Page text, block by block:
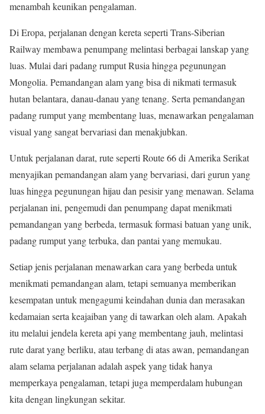
menambah keunikan pengalaman.
Di Eropa, perjalanan dengan kereta seperti Trans-Siberian
Railway membawa penumpang melintasi berbagai lanskap yang
luas. Mulai dari padang rumput Rusia hingga pegunungan
Mongolia. Pemandangan alam yang bisa di nikmati termasuk
hutan belantara, danau-danau yang tenang. Serta pemandangan
padang rumput yang membentang luas, menawarkan pengalaman
visual yang sangat bervariasi dan menakjubkan.
Untuk perjalanan darat, rute seperti Route 66 di Amerika Serikat
menyajikan pemandangan alam yang bervariasi, dari gurun yang
luas hingga pegunungan hijau dan pesisir yang menawan. Selama
perjalanan ini, pengemudi dan penumpang dapat menikmati
pemandangan yang berbeda, termasuk formasi batuan yang unik,
padang rumput yang terbuka, dan pantai yang memukau.
Setiap jenis perjalanan menawarkan cara yang berbeda untuk
menikmati pemandangan alam, tetapi semuanya memberikan
kesempatan untuk mengagumi keindahan dunia dan merasakan
kedamaian serta keajaiban yang di tawarkan oleh alam. Apakah
itu melalui jendela kereta api yang membentang jauh, melintasi
rute darat yang berliku, atau terbang di atas awan, pemandangan
alam selama perjalanan adalah aspek yang tidak hanya
memperkaya pengalaman, tetapi juga memperdalam hubungan
kita dengan lingkungan sekitar.